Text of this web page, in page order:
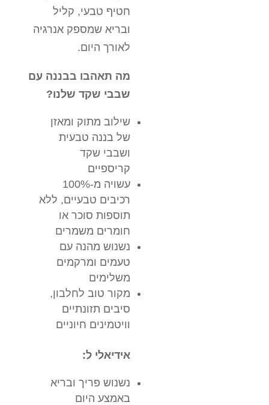
חטיף טבעי, קליל
ובריא שמספק אנרגיה
לאורך היום.
מה תאהבו בבננה עם
שבבי שקד שלנו?
שילוב מתוק ומאזן
של בננה טבעית
ושבבי שקד
קריספיים
עשויה מ-100%
רכיבים טבעיים, ללא
תוספות סוכר או
חומרים משמרים
נשנוש מהנה עם
טעמים ומרקמים
משלימים
מקור טוב לחלבון,
סיבים תזונתיים
וויטמינים חיוניים
אידיאלי ל:
נשנוש פריך ובריא
באמצע היום